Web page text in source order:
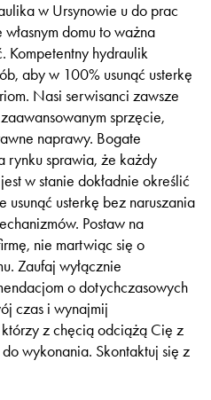
w Ursynowie u do prac
domu to ważna
Kompetentny hydraulik
aby w 100% usunąć usterkę
Nasi serwisanci zawsze
sprzęcie,
naprawy. Bogate
rynku sprawia, że każdy
w stanie dokładnie określić
usunąć usterkę bez naruszania
Postaw na
nie martwiąc się o
Zaufaj wyłącznie
o dotychczasowych
czas i wynajmij
z chęcią odciążą Cię z
wykonania. Skontaktuj się z